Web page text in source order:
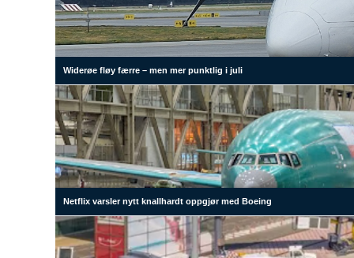
Widerøe fløy færre – men mer punktlig i juli
Netflix varsler nytt knallhardt oppgjør med Boeing